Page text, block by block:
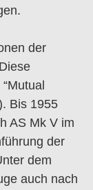
der
Bis 1955
AS Mk V im
der
dem
auch nach